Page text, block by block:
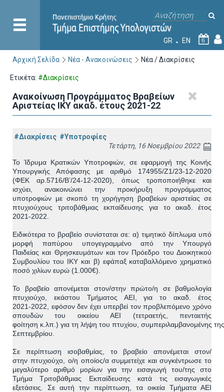
GR EN 6
Αρχική Σελίδα Νέα - Ανακοινώσεις Νέα / Διακρίσεις
Ετικέτα: #Διακρίσεις
Ανακοίνωση Προγράμματος Βραβείων
Αριστείας ΙΚΥ ακαδ. έτους 2021-22
#Διακρίσεις #Υποτροφίες
Τετάρτη, 16 Νοεμβρίου 2022
Το Ίδρυμα Κρατικών Υποτροφιών σε εφαρμογή της
Κοινής
Υπουργικής Απόφασης με αριθμό
174955/Ζ1/23-12-2020
(ΦΕΚ
αρ.5716/Β’/24-12-2020)
όπως τροποποιήθηκε και
ισχύει
ανακοινώνει την προκήρυξη προγράμματος
υποτροφιών με σκοπό τη χορήγηση βραβείων αριστείας σε
πτυχιούχους τριτοβάθμιας εκπαίδευσης για το ακαδ.
έτος
2021-2022
Ειδικότερα το βραβείο συνίσταται σε: α) τιμητικό δίπλωμα υπό
μορφή παπύρου υπογεγραμμένο από την
Υπουργό
Παιδείας και Θρησκευμάτων και τον Πρόεδρο του Διοικητικού
Συμβουλίου του ΙΚΥ και β) εφάπαξ καταβαλλόμενο χρηματικό
ποσό χιλίων ευρώ (1.000€).
Το βραβείο απονέμεται στον/στην πρώτο/η
σε βαθμολογία
πτυχιούχο
εκάστου Τμήματος ΑΕΙ, για το ακαδ. έτος
2021-2022 , εφόσον δεν έχει υπερβεί τον προβλεπόμενο χρόνο
σπουδών του οικείου ΑΕΙ
(τετραετής, πενταετής
φοίτηση κ.λπ.) για τη λήψη του πτυχίου, συμπεριλαμβανομένης της
Σεπτεμβρίου
Σε περίπτωση ισοβαθμίας, το βραβείο απονέμεται στον/
στην πτυχιούχο, ο/η οποίος/α συμμετείχε και συγκέντρωσε το
μεγαλύτερο αριθμό μορίων
για την εισαγωγή του/της
στο
Τμήμα Τριτοβάθμιας Εκπαίδευσης κατά τις εισαγωγικές
εξετάσεις.
Σε αυτή την περίπτωση, τα οικεία Τμήματα ΑΕΙ